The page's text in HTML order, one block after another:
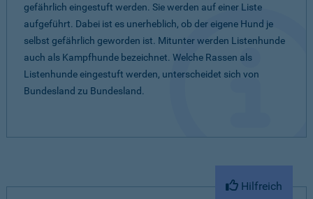
gefährlich eingestuft werden. Sie werden auf einer Liste
aufgeführt. Dabei ist es unerheblich, ob der eigene Hund je
selbst gefährlich geworden ist. Mitunter werden Listenhunde
auch als Kampfhunde bezeichnet. Welche Rassen als
Listenhunde eingestuft werden, unterscheidet sich von
Bundesland zu Bundesland.
Hilfreich